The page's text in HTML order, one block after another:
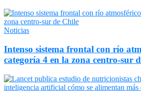
Noticias
Intenso sistema frontal con río
categoría 4 en la zona centro-sur